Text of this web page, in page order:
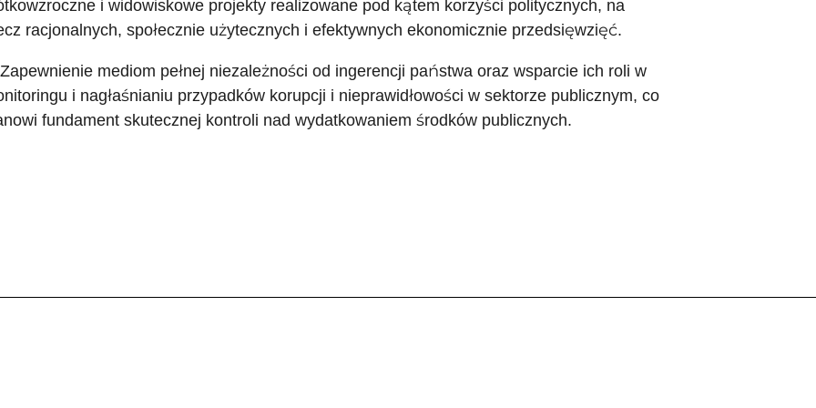
i widowiskowe projekty realizowane pod kątem korzyści politycznych, na
racjonalnych, społecznie użytecznych i efektywnych ekonomicznie przedsięwzięć.
mediom pełnej niezależności od ingerencji państwa oraz wsparcie ich roli w
i nagłaśnianiu przypadków korupcji i nieprawidłowości w sektorze publicznym, co
fundament skutecznej kontroli nad wydatkowaniem środków publicznych.